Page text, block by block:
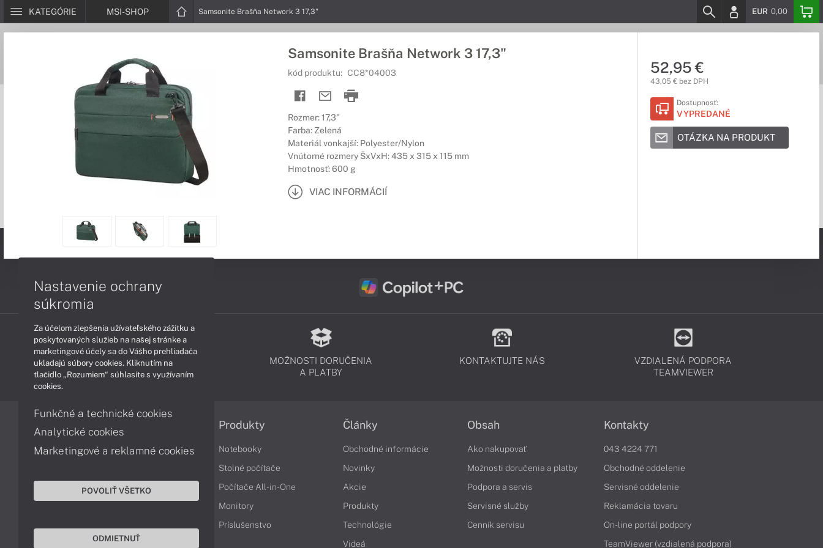
KATEGÓRIE MSI-SHOP Samsonite Brašňa Network 3 17,3" EUR 0,00
Samsonite Brašňa Network 3 17,3"
kód produktu: CC8*04003
Rozmer: 17,3"
Farba: Zelená
Materiál vonkajší: Polyester/Nylon
Vnútorné rozmery ŠxVxH: 435 x 315 x 115 mm
Hmotnosť: 600 g
VIAC INFORMÁCIÍ
52,95 €
43,05 € bez DPH
Dostupnosť:
VYPREDANÉ
OTÁZKA NA PRODUKT
PODPORA A SERVIS
MOŽNOSTI DORUČENIA
A PLATBY
KONTAKTUJTE NÁS
VZDIALENÁ PODPORA
TEAMVIEWER
Informácie
Obchodné podmienky
Ochrana osobných údajov
Cookies
Produkty
Notebooky
Stolné počítače
Počítače All-in-One
Monitory
Príslušenstvo
Články
Obchodné informácie
Novinky
Akcie
Produkty
Technológie
Videá
Obsah
Ako nakupovať
Možnosti doručenia a platby
Podpora a servis
Servisné služby
Cenník servisu
Kontakty
043 4224 771
Obchodné oddelenie
Servisné oddelenie
Reklamácia tovaru
On-line portál podpory
TeamViewer (vzdialená podpora)
Nastavenie ochrany
súkromia
Za účelom zlepšenia užívateľského zážitku a
poskytovaných služieb na našej stránke a
marketingové účely sa do Vášho prehliadača
ukladajú súbory cookies. Kliknutím na
tlačidlo „Rozumiem“ súhlasíte s využívaním
cookies.
Funkčné a technické cookies
Analytické cookies
Marketingové a reklamné cookies
POVOLIŤ VŠETKO
ODMIETNUŤ